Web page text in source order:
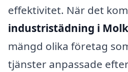
effektivitet. När det
industristädning i
mängd olika företag
tjänster anpassade